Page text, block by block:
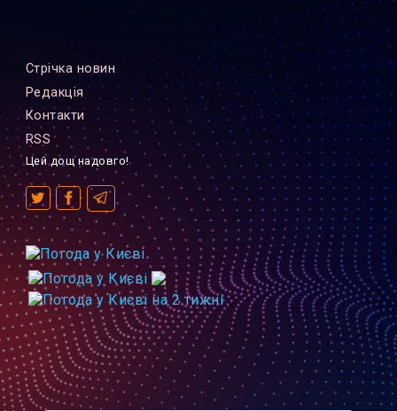
Стрiчка новин
Редакцiя
Контакти
RSS
Цей дощ надовго!